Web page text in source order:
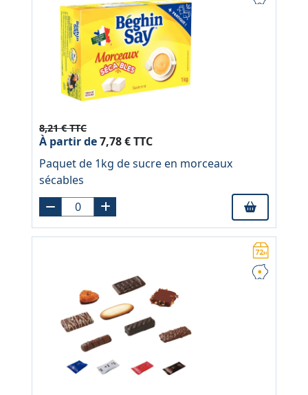
8,21 € TTC
À partir de7,78 € TTC
Paquet de 1kg de sucre en morceaux
sécables